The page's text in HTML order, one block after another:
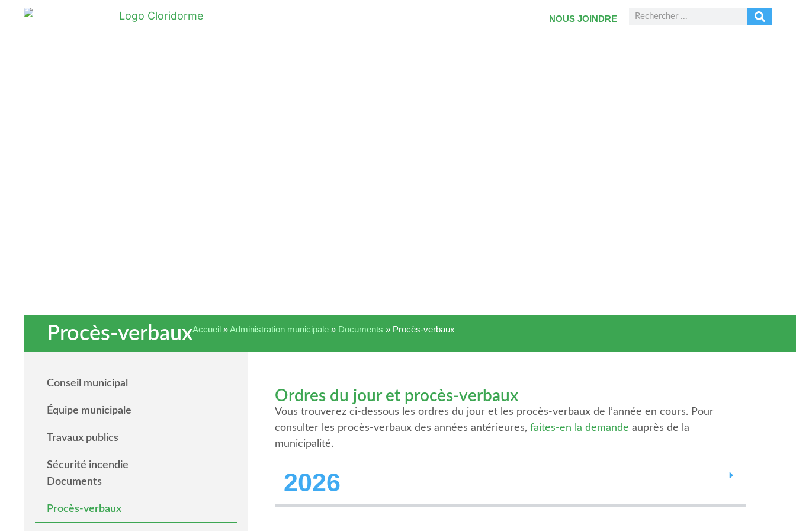
NOUS JOINDRE
Procès-verbauxAccueil »Administration municipale » Documents » Procès-verbaux
Conseil municipal
Équipe municipale
Travaux publics
Sécurité incendie
Documents
Procès-verbaux
Ordres du jour et procès-verbaux
Vous trouverez ci-dessous les ordres du jour et les procès-verbaux de l’année en cours. Pour
consulter les procès-verbaux des années antérieures, faites-en la demande auprès de la
municipalité.
2026